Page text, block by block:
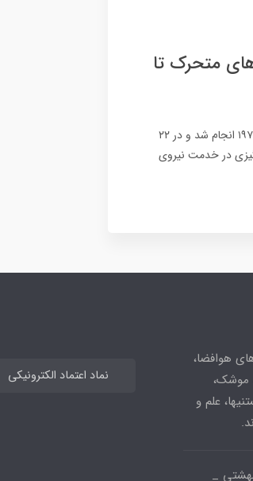
۱۴ تامکت؛ از بال های متحرک تا
جنگنده اف-۱۴ تامکت (F-14 Tomcat) ساخت کمپانی گرومن، که اولین پرواز آن در ۲۱ دسامبر ۱۹۷۰ انجام شد و در ۲۲
انگیزی در خدمت نیروی
هوافضا،
موشک،
علم و
_
نماد اعتماد الکترونیکی